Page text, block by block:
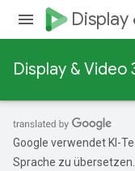
Display
Display &
Google verwendet KI-
Sprache zu